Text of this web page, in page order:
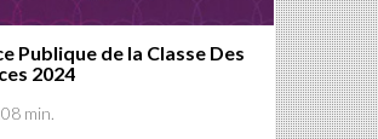
Publique de la Classe Des
2024
min.